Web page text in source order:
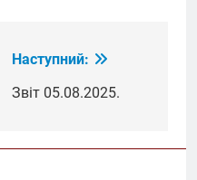
Наступний:
Звіт 05.08.2025.